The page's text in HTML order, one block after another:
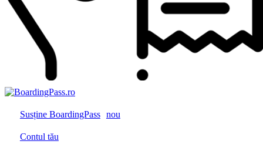
Susține BoardingPass nou
Contul tău